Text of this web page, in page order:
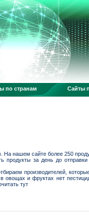
по странам Сайты
нашем сайте более 250
продукты за день до
производителей,
и фруктах нет
тут